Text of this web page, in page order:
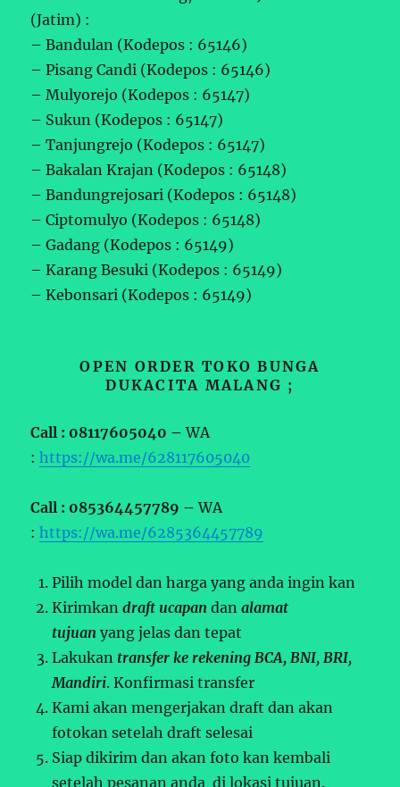
(Jatim) :
– Bandulan (Kodepos : 65146)
– Pisang Candi (Kodepos : 65146)
– Mulyorejo (Kodepos : 65147)
– Sukun (Kodepos : 65147)
– Tanjungrejo (Kodepos : 65147)
– Bakalan Krajan (Kodepos : 65148)
– Bandungrejosari (Kodepos : 65148)
– Ciptomulyo (Kodepos : 65148)
– Gadang (Kodepos : 65149)
– Karang Besuki (Kodepos : 65149)
– Kebonsari (Kodepos : 65149)
OPEN ORDER TOKO BUNGA
DUKACITA MALANG ;
Call : 08117605040 –WA
:https://wa.me/628117605040
Call : 085364457789 –WA
:https://wa.me/6285364457789
Pilih model dan harga yang anda ingin kan
Kirimkandraft ucapan danalamat
tujuan yang jelas dan tepat
Lakukan transfer ke rekening BCA, BNI, BRI,
Mandiri. Konfirmasi transfer
Kami akan mengerjakan draft dan akan
fotokan setelah draft selesai
Siap dikirim dan akan foto kan kembali
setelah pesanan anda di lokasi tujuan.